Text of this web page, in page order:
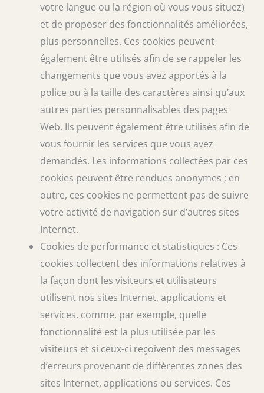
votre langue ou la région où vous vous situez)
et de proposer des fonctionnalités améliorées,
plus personnelles. Ces cookies peuvent
également être utilisés afin de se rappeler les
changements que vous avez apportés à la
police ou à la taille des caractères ainsi qu’aux
autres parties personnalisables des pages
Web. Ils peuvent également être utilisés afin de
vous fournir les services que vous avez
demandés. Les informations collectées par ces
cookies peuvent être rendues anonymes ; en
outre, ces cookies ne permettent pas de suivre
votre activité de navigation sur d’autres sites
Internet.
Cookies de performance et statistiques : Ces
cookies collectent des informations relatives à
la façon dont les visiteurs et utilisateurs
utilisent nos sites Internet, applications et
services, comme, par exemple, quelle
fonctionnalité est la plus utilisée par les
visiteurs et si ceux-ci reçoivent des messages
d’erreurs provenant de différentes zones des
sites Internet, applications ou services. Ces